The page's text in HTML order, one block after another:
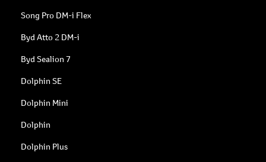
Song Pro DM-i Flex
Byd Atto 2 DM-i
Byd Sealion 7
Dolphin SE
Dolphin Mini
Dolphin
Dolphin Plus